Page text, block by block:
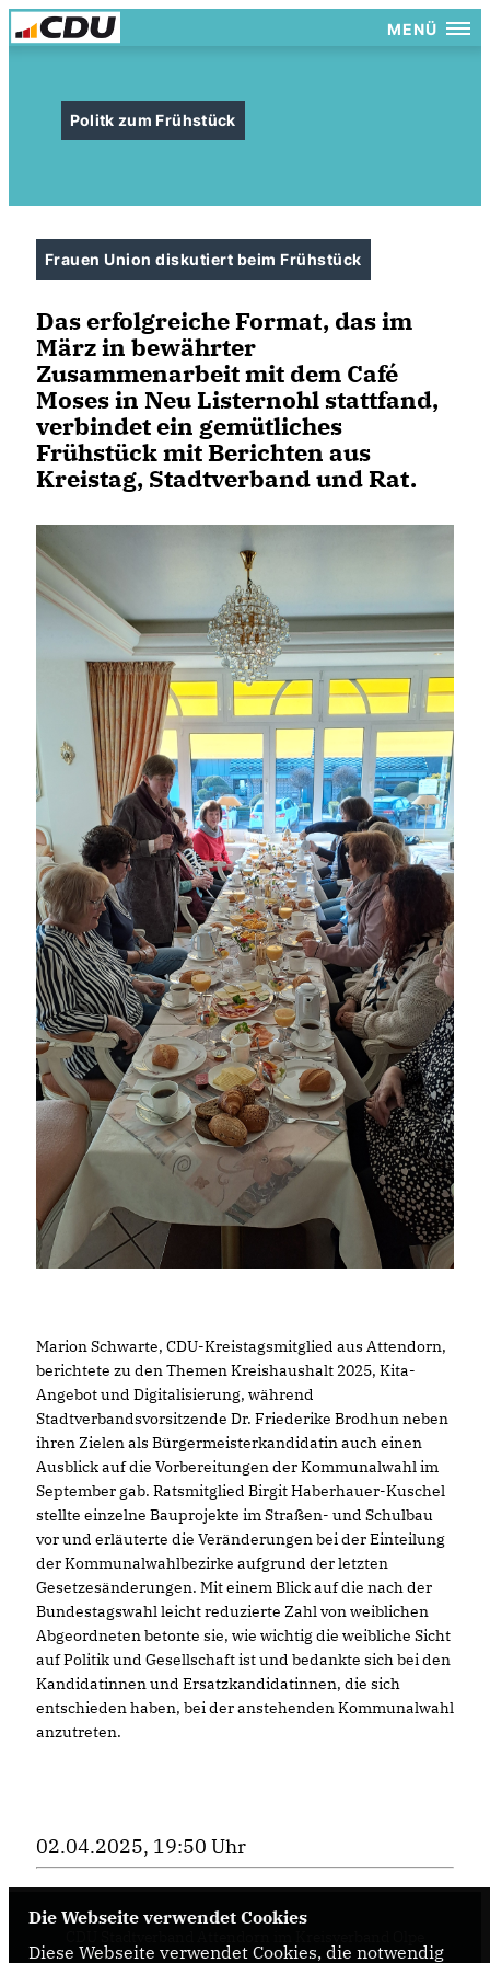
MENÜ
Politk zum Frühstück
Frauen Union diskutiert beim Frühstück
Das erfolgreiche Format, das im
März in bewährter
Zusammenarbeit mit dem Café
Moses in Neu Listernohl stattfand,
verbindet ein gemütliches
Frühstück mit Berichten aus
Kreistag, Stadtverband und Rat.
Marion Schwarte, CDU-Kreistagsmitglied aus Attendorn,
berichtete zu den Themen Kreishaushalt 2025, Kita-
Angebot und Digitalisierung, während
Stadtverbandsvorsitzende Dr. Friederike Brodhun neben
ihren Zielen als Bürgermeisterkandidatin auch einen
Ausblick auf die Vorbereitungen der Kommunalwahl im
September gab. Ratsmitglied Birgit Haberhauer-Kuschel
stellte einzelne Bauprojekte im Straßen- und Schulbau
vor und erläuterte die Veränderungen bei der Einteilung
der Kommunalwahlbezirke aufgrund der letzten
Gesetzesänderungen. Mit einem Blick auf die nach der
Bundestagswahl leicht reduzierte Zahl von weiblichen
Abgeordneten betonte sie, wie wichtig die weibliche Sicht
auf Politik und Gesellschaft ist und bedankte sich bei den
Kandidatinnen und Ersatzkandidatinnen, die sich
entschieden haben, bei der anstehenden Kommunalwahl
anzutreten.
02.04.2025, 19:50 Uhr
Die Webseite verwendet Cookies
Diese Webseite verwendet Cookies, die notwendig